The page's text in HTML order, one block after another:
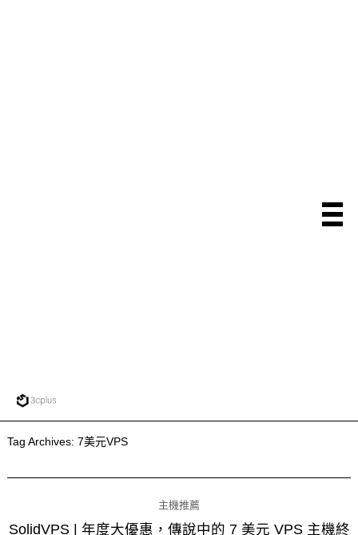
Tag Archives: 7美元VPS
主機推薦
SolidVPS | 年度大優惠，傳說中的 7 美元 VPS 主機終